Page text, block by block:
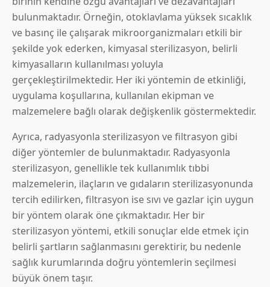
bulunmaktadır. Örneğin, otoklavlama yüksek sıcaklık
ve basınç ile çalışarak mikroorganizmaları etkili bir
şekilde yok ederken, kimyasal sterilizasyon, belirli
kimyasalların kullanılması yoluyla
gerçekleştirilmektedir. Her iki yöntemin de etkinliği,
uygulama koşullarına, kullanılan ekipman ve
malzemelere bağlı olarak değişkenlik göstermektedir.
Ayrıca, radyasyonla sterilizasyon ve filtrasyon gibi
diğer yöntemler de bulunmaktadır. Radyasyonla
sterilizasyon, genellikle tek kullanımlık tıbbi
malzemelerin, ilaçların ve gıdaların sterilizasyonunda
tercih edilirken, filtrasyon ise sıvı ve gazlar için uygun
bir yöntem olarak öne çıkmaktadır. Her bir
sterilizasyon yöntemi, etkili sonuçlar elde etmek için
belirli şartların sağlanmasını gerektirir, bu nedenle
sağlık kurumlarında doğru yöntemlerin seçilmesi
büyük önem taşır.